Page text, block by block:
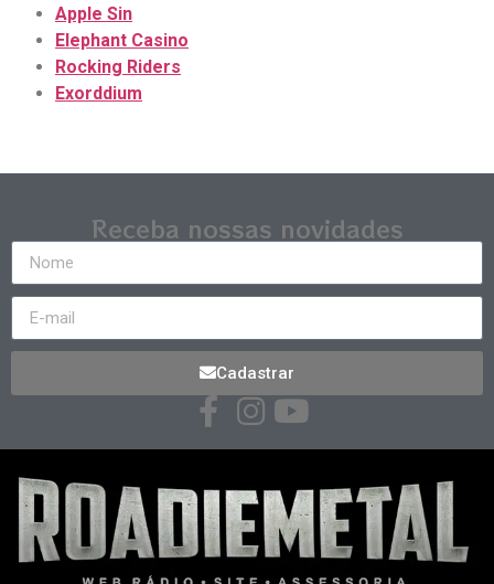
Apple Sin
Elephant Casino
Rocking Riders
Exorddium
Receba nossas novidades
Cadastrar